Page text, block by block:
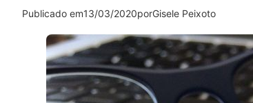
Publicado em13/03/2020porGisele Peixoto